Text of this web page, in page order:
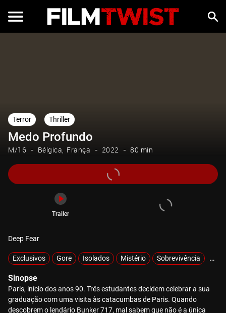
Terror Thriller
Medo Profundo
M/16 Bélgica França 2022 80 min
Trailer
Deep Fear
Exclusivos Gore Isolados Mistério Sobrevivência
Sinopse
Paris, início dos anos 90. Três estudantes decidem celebrar a sua
graduação com uma visita às catacumbas de Paris. Quando
descobrem o lendário Bunker 717, mal sabem que não é a única